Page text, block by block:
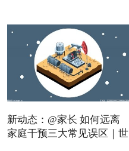
新动态：@家长 如何远离
家庭干预三大常见误区｜世